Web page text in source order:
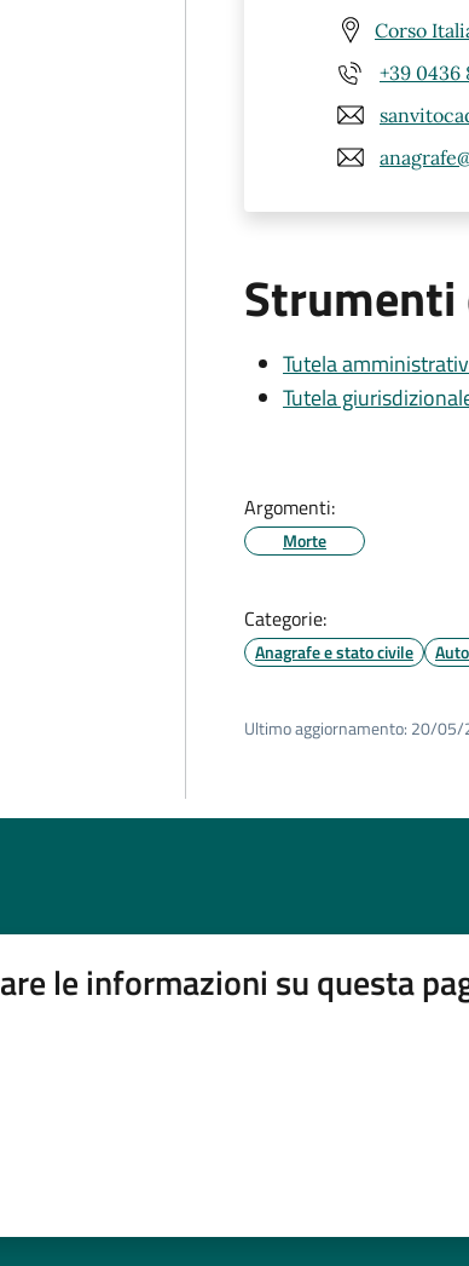
Corso
+39 0436
Tutela
Tutela
Argomenti:
Morte
Categorie:
Anagrafe e stato civile
Ultimo aggiornamento: 20/05/
le informazioni su questa